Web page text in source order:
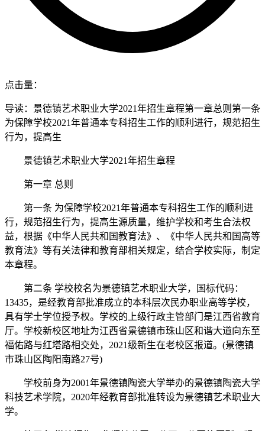
点击量：
导读：景德镇艺术职业大学2021年招生章程第一章总则第一条
为保障学校2021年普通本专科招生工作的顺利进行，规范招生
行为，提高生
景德镇艺术职业大学2021年招生章程
第一章 总则
第一条 为保障学校2021年普通本专科招生工作的顺利进
行，规范招生行为，提高生源质量，维护学校和考生合法权
益，根据《中华人民共和国教育法》、《中华人民共和国高等
教育法》等有关法律和教育部相关规定，结合学校实际，制定
本章程。
第二条 学校校名为景德镇艺术职业大学，国标代码：
13435，是经教育部批准成立的本科层次民办职业高等学校，
具有学士学位授予权。学校的上级行政主管部门是江西省教育
厅。学校新校区地址为江西省景德镇市珠山区和谐大道向东至
福佑路与红塔路相交处，2021级新生在老校区报道。(景德镇
市珠山区陶阳南路27号)
学校前身为2001年景德镇陶瓷大学举办的景德镇陶瓷大学
科技艺术学院，2020年经教育部批准转设为景德镇艺术职业大
学。